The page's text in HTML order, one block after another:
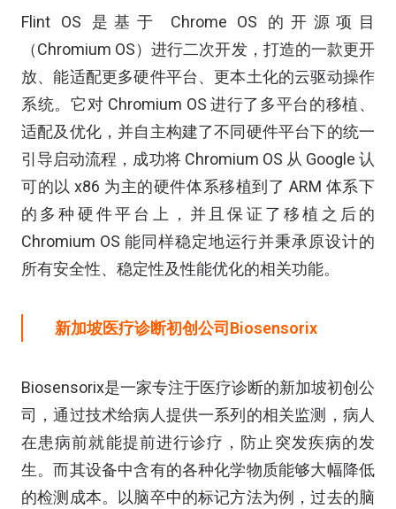
Flint OS 是基于 Chrome OS 的开源项目
（Chromium OS）进行二次开发，打造的一款更开
放、能适配更多硬件平台、更本土化的云驱动操作
系统。它对 Chromium OS 进行了多平台的移植、
适配及优化，并自主构建了不同硬件平台下的统一
引导启动流程，成功将 Chromium OS 从 Google 认
可的以 x86 为主的硬件体系移植到了 ARM 体系下
的多种硬件平台上，并且保证了移植之后的
Chromium OS 能同样稳定地运行并秉承原设计的
所有安全性、稳定性及性能优化的相关功能。
新加坡医疗诊断初创公司Biosensorix
Biosensorix是一家专注于医疗诊断的新加坡初创公
司，通过技术给病人提供一系列的相关监测，病人
在患病前就能提前进行诊疗，防止突发疾病的发
生。而其设备中含有的各种化学物质能够大幅降低
的检测成本。以脑卒中的标记方法为例，过去的脑